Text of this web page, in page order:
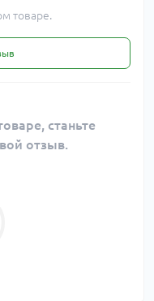
товаре.
станьте
отзыв.